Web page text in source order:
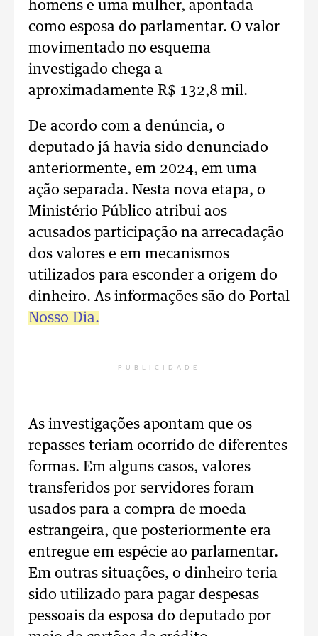
homens e uma mulher, apontada
como esposa do parlamentar. O valor
movimentado no esquema
investigado chega a
aproximadamente R$ 132,8 mil.
De acordo com a denúncia, o
deputado já havia sido denunciado
anteriormente, em 2024, em uma
ação separada. Nesta nova etapa, o
Ministério Público atribui aos
acusados participação na arrecadação
dos valores e em mecanismos
utilizados para esconder a origem do
dinheiro. As informações são do Portal
Nosso Dia.
PUBLICIDADE
As investigações apontam que os
repasses teriam ocorrido de diferentes
formas. Em alguns casos, valores
transferidos por servidores foram
usados para a compra de moeda
estrangeira, que posteriormente era
entregue em espécie ao parlamentar.
Em outras situações, o dinheiro teria
sido utilizado para pagar despesas
pessoais da esposa do deputado por